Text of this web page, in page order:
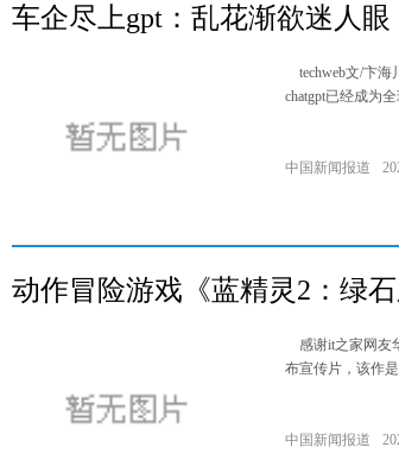
车企尽上gpt：乱花渐欲迷人眼
techweb文/卞海
chatgpt已经成为
中国新闻报道
动作冒险游戏《蓝精灵2：绿
感谢it之家网友
布宣传片，该作
中国新闻报道